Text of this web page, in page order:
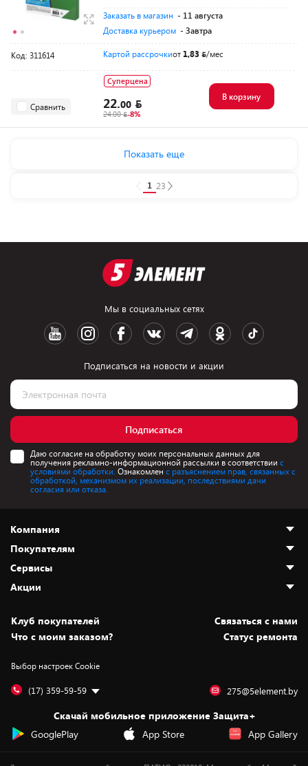
Заказать в магазин - 11 августа
Доставка курьером - Завтра
Код: 311614 Картой рассрочкиот 1,83 /мес
Сравнить
Суперцена
22.00
24.00 -8%
В корзину
Показать еще
1 23
Мы в социальных сетях
Подписаться на новости и акции
Подписаться
Даю согласие на обработку моих персональных данных для
получения рекламно-информационной рассылки в соответствии с
условиями обработки. Ознакомлен с разъяснением прав, связанных с
обработкой, механизмом их реализации, последствиями дачи
согласия или отказа.
Компания
О нас
Адреса магазинов
Новости
Статьи и обзоры
Вакансии
Дай пять добру!
Покупателям
Как сделать заказ
Оплата и доставка
Безналичный расчёт
Обмен и возврат товара
Обработка персональных данных
Подарочные карты
Сервисы
Установка техники
Для игровых консолей
Для мобильных устройств
Для компьютеров
Сервисные центры
Акции
Скидки и промокоды
Белорусские товары
Бонусы
Оплата частями
Новинки
Клуб покупателей
Cвязаться с нами
Что с моим заказом?
Статус ремонта
Выбор настроек Cookie
(17) 359-59-59 275@5element.by
Скачай мобильное приложение Защита+
GooglePlay
App Store App Gallery